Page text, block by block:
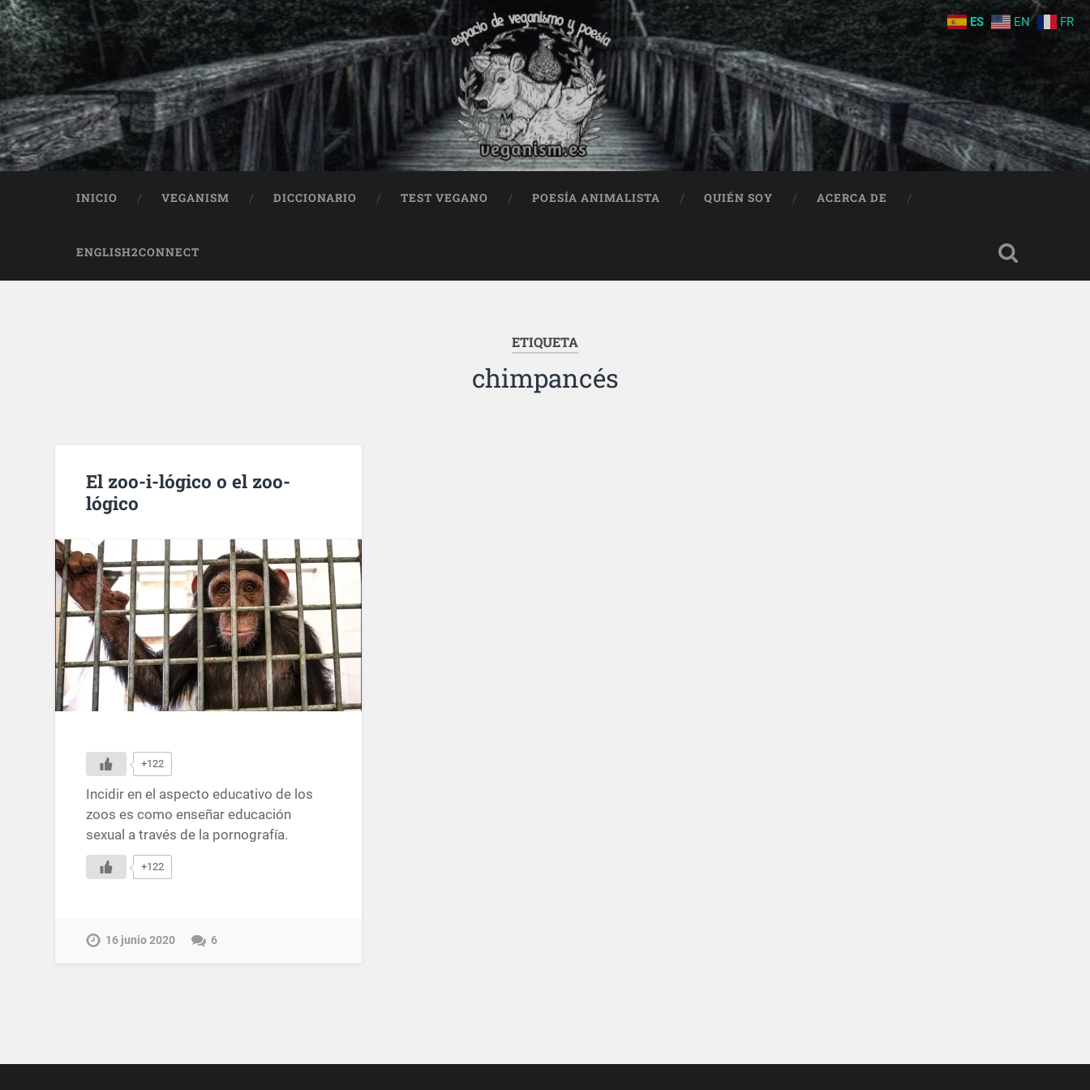
INICIO VEGANISM DICCIONARIO TEST VEGANO POESÍA ANIMALISTA QUIÉN SOY ACERCA DE
ENGLISH2CONNECT
ETIQUETA
chimpancés
El zoo-i-lógico o el zoo-
lógico
+122
Incidir en el aspecto educativo de los
zoos es como enseñar educación
sexual a través de la pornografía.
+122
16 junio 2020 6
ES EN FR